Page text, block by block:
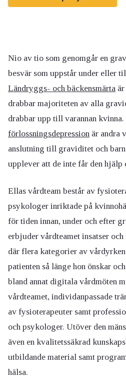
Nio av tio som genomgår en
besvär som uppstår under eller
Ländryggs- och bäckensmärta
drabbar majoriteten av alla
drabbar upp till varannan
förlossningsdepression är andra
anslutning till graviditet och
upplever att de inte får den hjälp
Ellas vårdteam består av
psykologer inriktade på
för tiden innan, under och efter
erbjuder vårdteamet insatser
där flera kategorier av
patienten så länge hon önskar
bland annat digitala vårdmöten
vårdteamet, individanpassade
av fysioterapeuter samt
och psykologer. Utöver den
även en kvalitetssäkrad
utbildande material samt
hälsa.